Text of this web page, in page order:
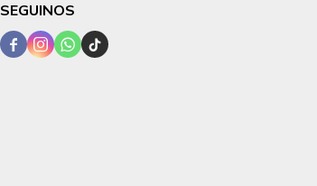
SEGUINOS
   